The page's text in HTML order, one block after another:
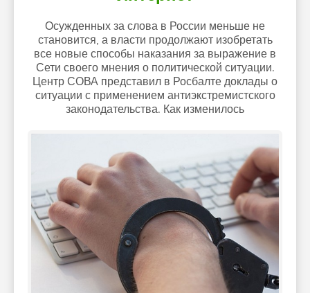
Осужденных за слова в России меньше не
становится, а власти продолжают изобретать
все новые способы наказания за выражение в
Сети своего мнения о политической ситуации.
Центр СОВА представил в Росбалте доклады о
ситуации с применением антиэкстремистского
законодательства. Как изменилось